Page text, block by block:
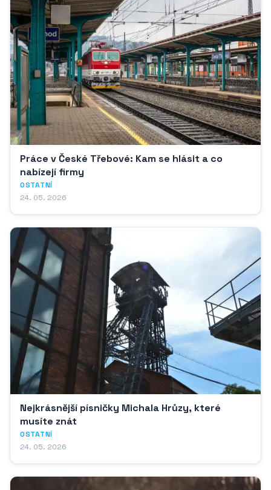
Práce v České Třebové: Kam se hlásit a co
nabízejí firmy
OSTATNÍ
24. 05. 2026
Nejkrásnější písničky Michala Hrůzy, které
musíte znát
OSTATNÍ
24. 05. 2026